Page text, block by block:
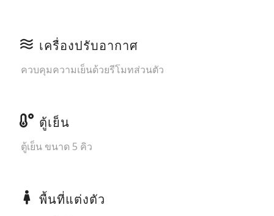
เครื่องปรับอากาศ
ควบคุมความเย็นด้วยรีโมทส่วนตัว
ตู้เย็น
ตู้เย็น ขนาด 5 คิว
พื้นที่แต่งตัว